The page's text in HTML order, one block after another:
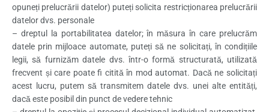
opuneți prelucrării datelor) puteți solicita restricționarea prelucrării
datelor dvs. personale
– dreptul la portabilitatea datelor; în măsura în care prelucrăm
datele prin mijloace automate, puteți să ne solicitați, în condițiile
legii, să furnizăm datele dvs. într-o formă structurată, utilizată
frecvent și care poate fi citită în mod automat. Dacă ne solicitați
acest lucru, putem să transmitem datele dvs. unei alte entități,
dacă este posibil din punct de vedere tehnic